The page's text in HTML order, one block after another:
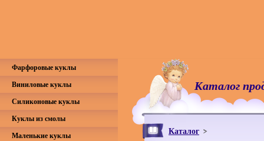
Каталог
Каталог
Фарфоровые куклы
Виниловые куклы
Силиконовые куклы
Куклы из смолы
Маленькие куклы